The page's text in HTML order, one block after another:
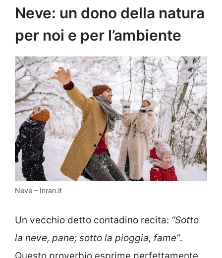
Neve: un dono della natura
per noi e per l’ambiente
Neve – Inran.it
Un vecchio detto contadino recita: “Sotto
la neve, pane; sotto la pioggia, fame”.
Questo proverbio esprime perfettamente